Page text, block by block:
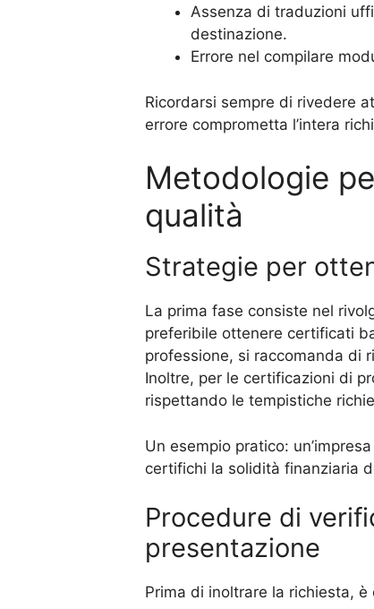
Assenza di traduzioni
destinazione.
Errore nel compilare
Ricordarsi sempre di rivedere
errore comprometta l’intera
Metodologie
qualità
Strategie per
La prima fase consiste nel
preferibile ottenere certificati
professione, si raccomanda di
Inoltre, per le certificazioni di
rispettando le tempistiche
Un esempio pratico:
certifichi la solidità finanziaria
Procedure di
presentazione
Prima di inoltrare la richiesta,